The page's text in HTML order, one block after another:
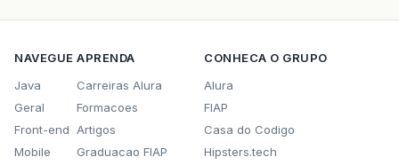
NAVEGUE
Java
Geral
Front-end
Mobile
APRENDA
Carreiras Alura
Formacoes
Artigos
Graduacao FIAP
CONHECA O GRUPO
Alura
FIAP
Casa do Codigo
Hipsters.tech